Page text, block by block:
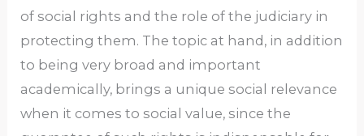
of social rights and the role of the judiciary in
protecting them. The topic at hand, in addition
to being very broad and important
academically, brings a unique social relevance
when it comes to social value, since the